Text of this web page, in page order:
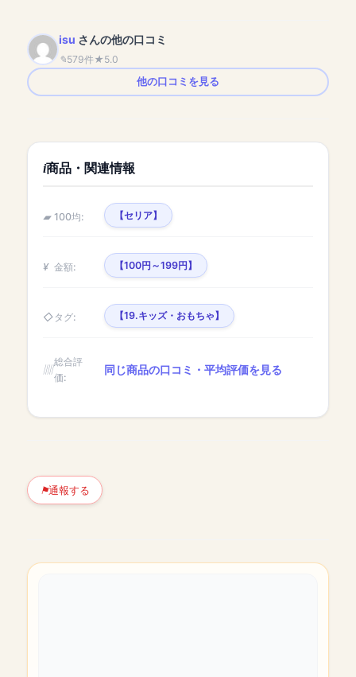
isu さんの他の口コミ
579件
5.0
他の口コミを見る
商品・関連情報
100均: 【セリア】
金額: 【100円～199円】
タグ: 【19.キッズ・おもちゃ】
総合評
価:
同じ商品の口コミ・平均評価を見る
通報する